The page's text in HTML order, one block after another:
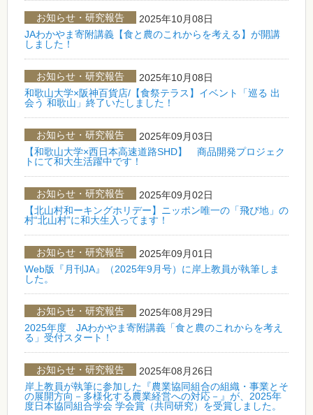
お知らせ・研究報告
2025年10月08日
JAわかやま寄附講義【食と農のこれからを考える】が開講
しました！
お知らせ・研究報告
2025年10月08日
和歌山大学×阪神百貨店/【食祭テラス】イベント「巡る 出
会う 和歌山」終了いたしました！
お知らせ・研究報告
2025年09月03日
【和歌山大学×西日本高速道路SHD】 商品開発プロジェク
トにて和大生活躍中です！
お知らせ・研究報告
2025年09月02日
【北山村和ーキングホリデー】ニッポン唯一の「飛び地」の
村“北山村”に和大生入ってます！
お知らせ・研究報告
2025年09月01日
Web版『月刊JA』（2025年9月号）に岸上教員が執筆しま
した。
お知らせ・研究報告
2025年08月29日
2025年度 JAわかやま寄附講義「食と農のこれからを考え
る」受付スタート！
お知らせ・研究報告
2025年08月26日
岸上教員が執筆に参加した『農業協同組合の組織・事業とそ
の展開方向－多様化する農業経営への対応－』が、2025年
度日本協同組合学会 学会賞（共同研究）を受賞しました。